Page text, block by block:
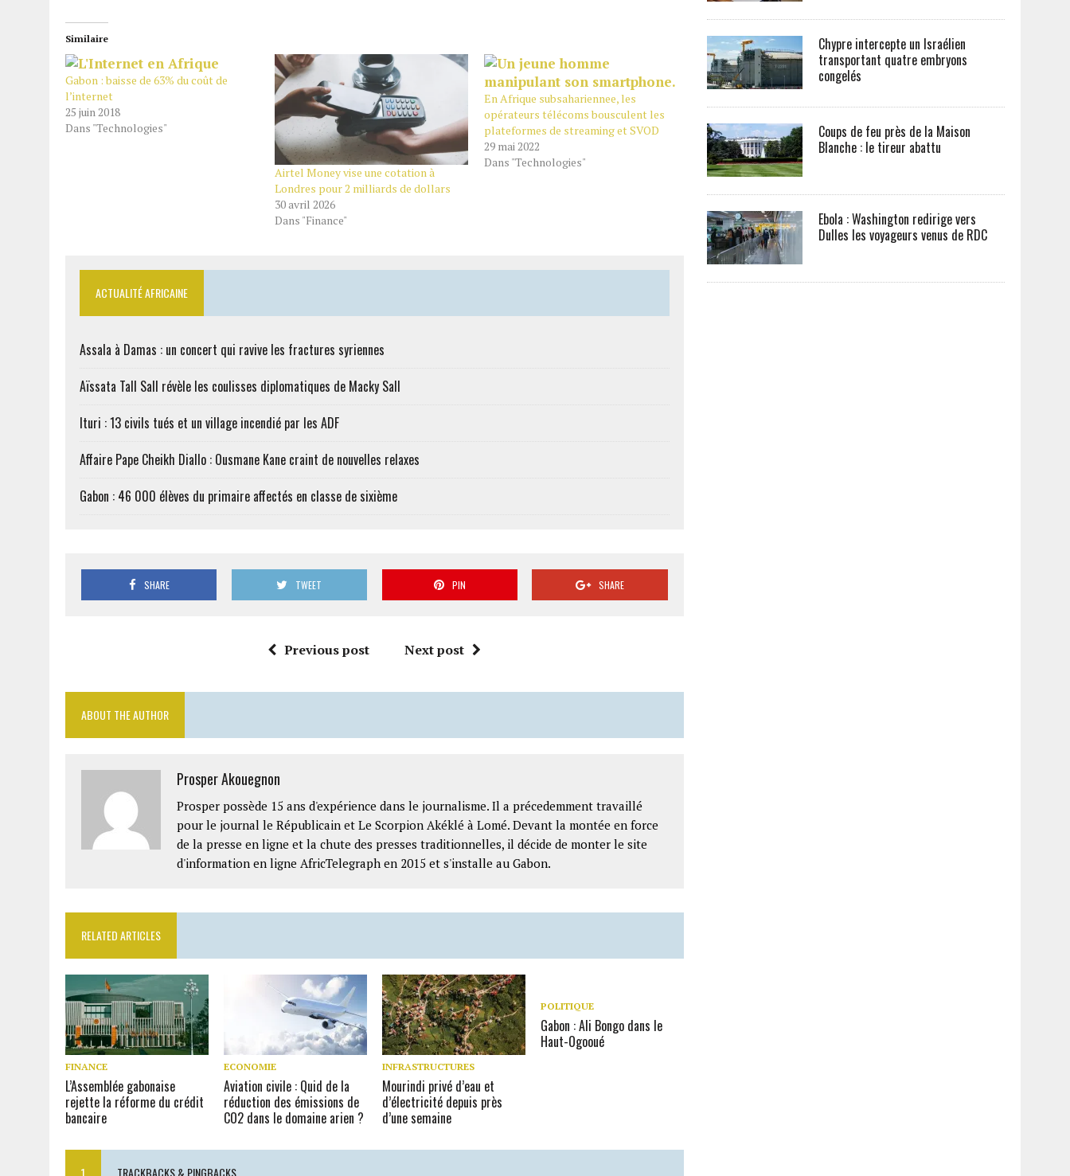
Similaire
Gabon : baisse de 63% du coût de
l’internet
25 juin 2018
Dans "Technologies"
Airtel Money vise une cotation à
Londres pour 2 milliards de dollars
30 avril 2026
Dans "Finance"
En Afrique subsahariennee, les
opérateurs télécoms bousculent les
plateformes de streaming et SVOD
29 mai 2022
Dans "Technologies"
ACTUALITÉ AFRICAINE
Assala à Damas : un concert qui ravive les fractures syriennes
Aïssata Tall Sall révèle les coulisses diplomatiques de Macky Sall
Ituri : 13 civils tués et un village incendié par les ADF
Affaire Pape Cheikh Diallo : Ousmane Kane craint de nouvelles relaxes
Gabon : 46 000 élèves du primaire affectés en classe de sixième
SHARE TWEET PIN SHARE
Previous post Next post
ABOUT THE AUTHOR
Prosper Akouegnon
Prosper possède 15 ans d'expérience dans le journalisme. Il a précedemment travaillé
pour le journal le Républicain et Le Scorpion Akéklé à Lomé. Devant la montée en force
de la presse en ligne et la chute des presses traditionnelles, il décide de monter le site
d'information en ligne AfricTelegraph en 2015 et s'installe au Gabon.
RELATED ARTICLES
FINANCE
L’Assemblée gabonaise
rejette la réforme du crédit
bancaire
ECONOMIE
Aviation civile : Quid de la
réduction des émissions de
CO2 dans le domaine arien ?
INFRASTRUCTURES
Mourindi privé d’eau et
d’électricité depuis près
d’une semaine
POLITIQUE
Gabon : Ali Bongo dans le
Haut-Ogooué
1 TRACKBACKS & PINGBACKS
Chypre intercepte un Israélien
transportant quatre embryons
congelés
Coups de feu près de la Maison
Blanche : le tireur abattu
Ebola : Washington redirige vers
Dulles les voyageurs venus de RDC